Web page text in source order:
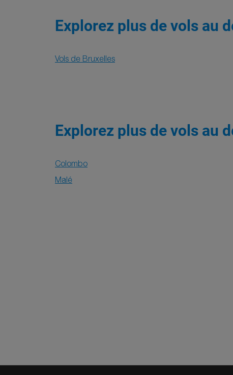
Explorez plus de vols au
Vols de Bruxelles
Explorez plus de vols au
Colombo
Malé